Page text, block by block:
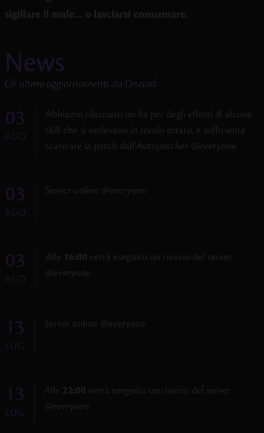
sigillare il male... o lasciarsi consumare.
News
Gli ultimi aggiornamenti da Discord
03
AGO
Abbiamo rilasciato un fix per degli effetti di alcune
skill che si vedevano in modo errato, è sufficiente
scaricare la patch dall'Autopatcher @everyone
03
AGO
Server online @everyone
03
AGO
Alle 16:00 verrà eseguito un riavvio del server
@everyone
13
LUG
Server online @everyone
13
LUG
Alle 22:00 verrà eseguito un riavvio del server
@everyone